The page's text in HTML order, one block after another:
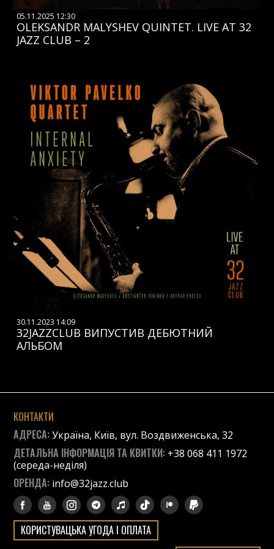
05.11.2025 12:30
OLEKSANDR MALYSHEV QUINTET. LIVE AT 32
JAZZ CLUB – 2
30.11.2023 14:09
32JAZZCLUB ВИПУСТИВ ДЕБЮТНИЙ
АЛЬБОМ
КОНТАКТИ
АДРЕСА:Україна, Київ, вул. Воздвиженська, 32
ДЕТАЛЬНА ІНФОРМАЦІЯ ТА КВИТКИ: +38 068 411 1972
(середа-неділя)
ОРЕНДА: info@32jazz.club
КОРИСТУВАЦЬКА УГОДА І ОПЛАТА